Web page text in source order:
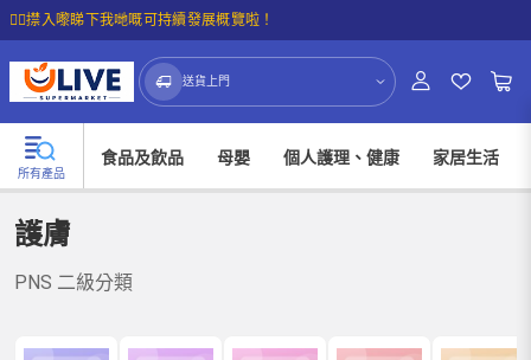
☝🏼㩒入嚟睇下我哋嘅可持續發展概覽啦！
送貨上門
所有產品
食品及飲品 母嬰 個人護理、健康 家居生活
護膚
PNS 二級分類